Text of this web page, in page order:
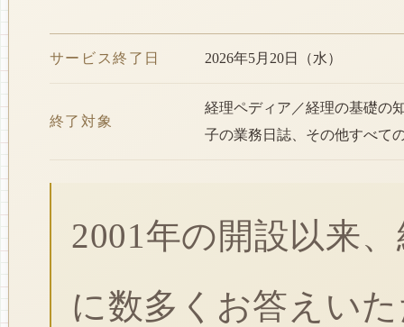
サービス終了日 2026年5月20日（水）
終了対象
経理ペディア／経理の基礎の
子の業務日誌、その他すべて
2001年の開設以来
に数多くお答えい